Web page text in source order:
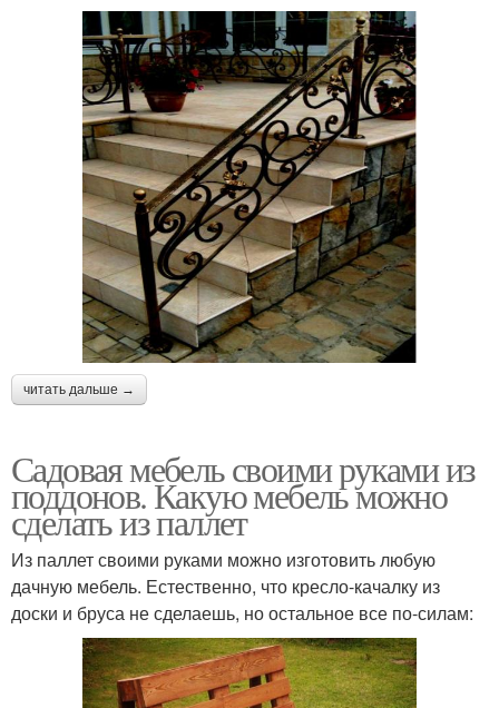
читать дальше →
Садовая мебель своими руками из
поддонов. Какую мебель можно
сделать из паллет
Из паллет своими руками можно изготовить любую
дачную мебель. Естественно, что кресло-качалку из
доски и бруса не сделаешь, но остальное все по-силам: